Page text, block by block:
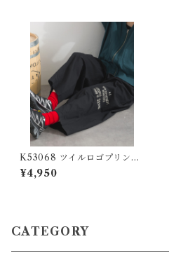
K53068 ツイルロゴプリント
ボールパンツ / Twill Logo P
rint Ball Pants 【restock】
¥4,950
CATEGORY